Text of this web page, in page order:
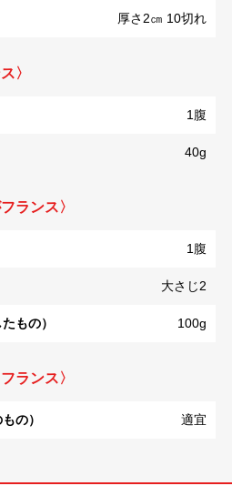
厚さ2㎝ 10切れ
〉
1腹
40g
ランス〉
1腹
大さじ2
もの） 100g
ランス〉
の） 適宜